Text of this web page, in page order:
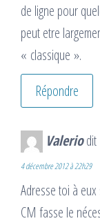
de ligne pour
peut etre
« classique ».
Répondre
Valeriodit
4 décembre 2012 à 22h29
Adresse toi à
CM fasse le